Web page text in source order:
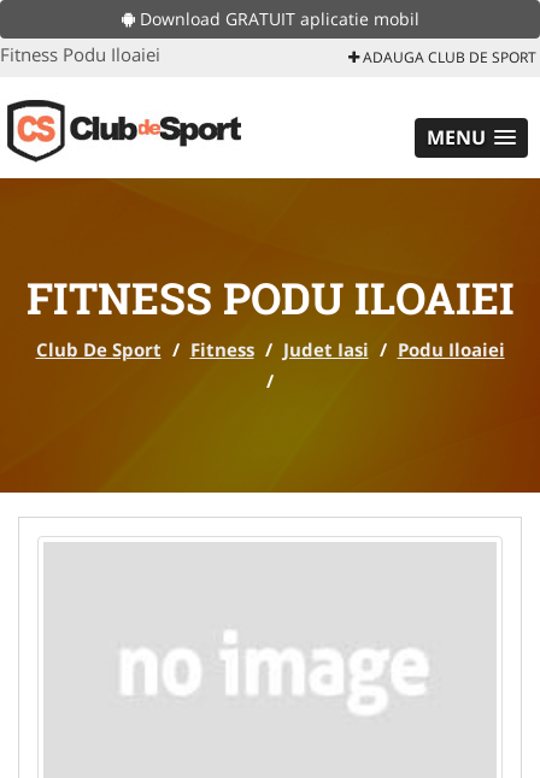
Download GRATUIT aplicatie mobil
Fitness Podu Iloaiei ADAUGA CLUB DE SPORT
MENU
FITNESS PODU ILOAIEI
Club De Sport / Fitness / Judet Iasi / Podu Iloaiei
/